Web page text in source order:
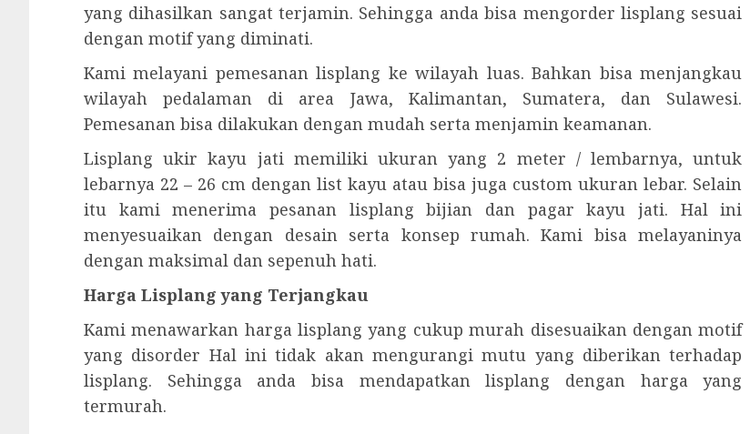
yang dihasilkan sangat terjamin. Sehingga anda bisa mengorder lisplang sesuai
dengan motif yang diminati.
Kami melayani pemesanan lisplang ke wilayah luas. Bahkan bisa menjangkau
wilayah pedalaman di area Jawa, Kalimantan, Sumatera, dan Sulawesi.
Pemesanan bisa dilakukan dengan mudah serta menjamin keamanan.
Lisplang ukir kayu jati memiliki ukuran yang 2 meter / lembarnya, untuk
lebarnya 22 – 26 cm dengan list kayu atau bisa juga custom ukuran lebar. Selain
itu kami menerima pesanan lisplang bijian dan pagar kayu jati. Hal ini
menyesuaikan dengan desain serta konsep rumah. Kami bisa melayaninya
dengan maksimal dan sepenuh hati.
Harga Lisplang yang Terjangkau
Kami menawarkan harga lisplang yang cukup murah disesuaikan dengan motif
yang disorder Hal ini tidak akan mengurangi mutu yang diberikan terhadap
lisplang. Sehingga anda bisa mendapatkan lisplang dengan harga yang
termurah.